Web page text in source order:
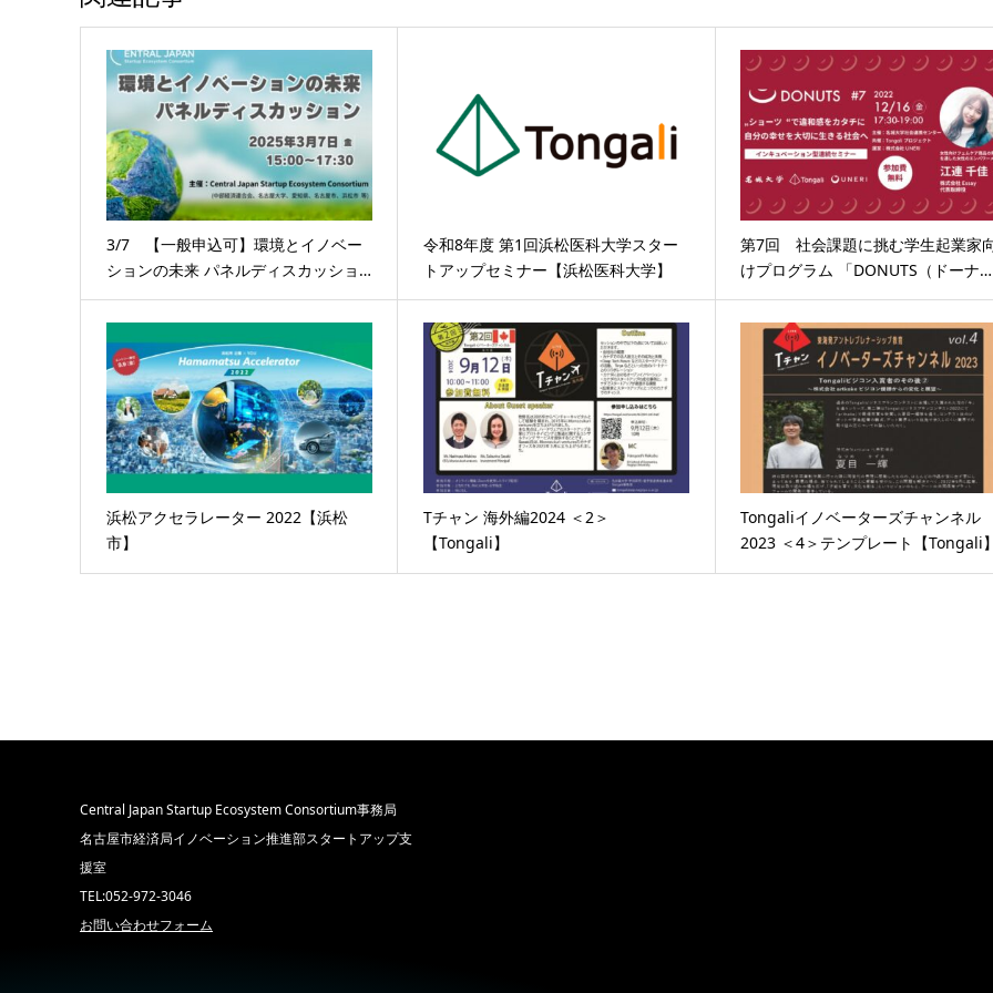
3/7 【一般申込可】環境とイノベー
ションの未来 パネルディスカッショ…
令和8年度 第1回浜松医科大学スター
トアップセミナー【浜松医科大学】
第7回 社会課題に挑む学生起業家
けプログラム 「DONUTS（ドーナ…
浜松アクセラレーター 2022【浜松
市】
Tチャン 海外編2024 ＜2＞
【Tongali】
Tongaliイノベーターズチャンネル
2023 ＜4＞テンプレート【Tongali
Central Japan Startup Ecosystem Consortium事務局
名古屋市経済局イノベーション推進部スタートアップ支
援室
TEL:052-972-3046
お問い合わせフォーム